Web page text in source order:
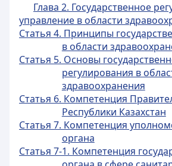
Глава 2. Государственное
управление в области
Статья 4. Принципы
в области
Статья 5. Основы
регулирования в
здравоохранения
Статья 6. Компетенция
Республики Казахстан
Статья 7. Компетенция
органа
Статья 7-1. Компетенция